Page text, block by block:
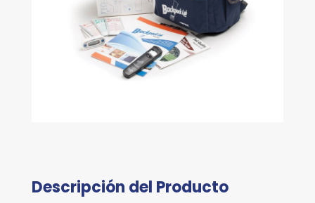
Descripción del Producto